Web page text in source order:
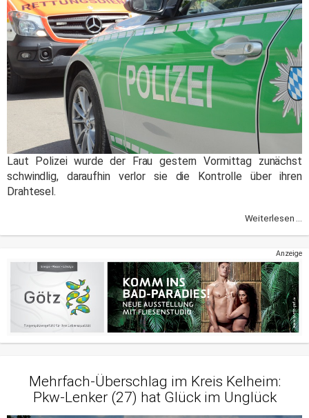
Laut Polizei wurde der Frau gestern Vormittag zunächst
schwindlig, daraufhin verlor sie die Kontrolle über ihren
Drahtesel.
Weiterlesen ...
Anzeige
Mehrfach-Überschlag im Kreis Kelheim:
Pkw-Lenker (27) hat Glück im Unglück